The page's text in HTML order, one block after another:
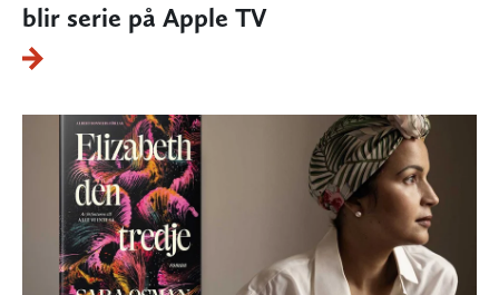
blir serie på Apple TV